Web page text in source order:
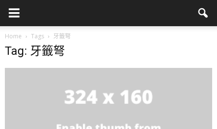
Home Tags 牙籤弩
Tag: 牙籤弩